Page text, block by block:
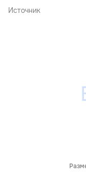
Источник